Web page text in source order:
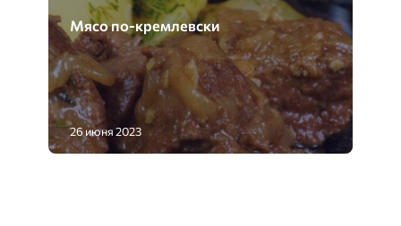
Мясо по-кремлевски
26 июня 2023